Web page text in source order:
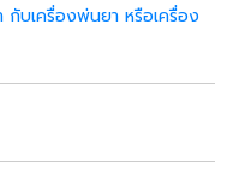
บเครื่องพ่นยา หรือเครื่อง